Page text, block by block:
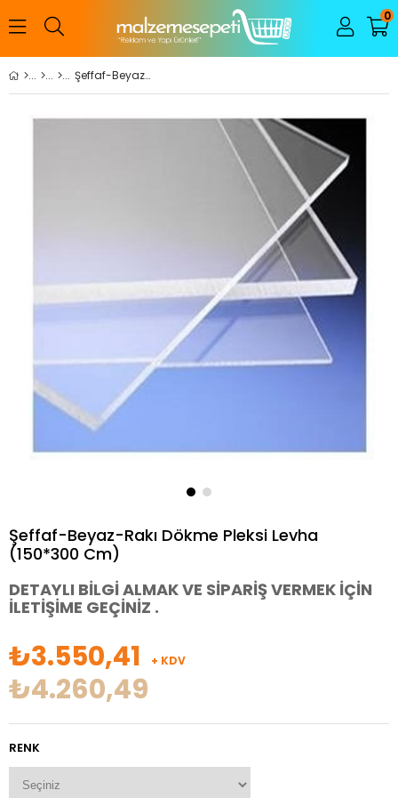
0
Şeffaf-Beyaz-Rakı Dökme Pleksi Levha (150*300 Cm)
Şeffaf-Beyaz-Rakı Dökme Pleksi Levha
(150*300 Cm)
DETAYLI BİLGİ ALMAK VE SİPARİŞ VERMEK İÇİN
İLETİŞİME GEÇİNİZ .
₺3.550,41 + KDV
₺4.260,49
RENK